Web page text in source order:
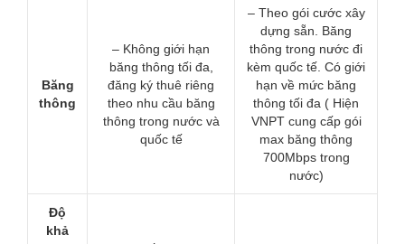
Băng
thông
– Không giới hạn
băng thông tối đa,
đăng ký thuê riêng
theo nhu cầu băng
thông trong nước và
quốc tế
– Theo gói cước xây
dựng sẵn. Băng
thông trong nước đi
kèm quốc tế. Có giới
hạn về mức băng
thông tối đa ( Hiện
VNPT cung cấp gói
max băng thông
700Mbps trong
nước)
Độ
khả